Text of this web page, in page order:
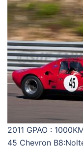
2011 GPAO :
45 Chevron